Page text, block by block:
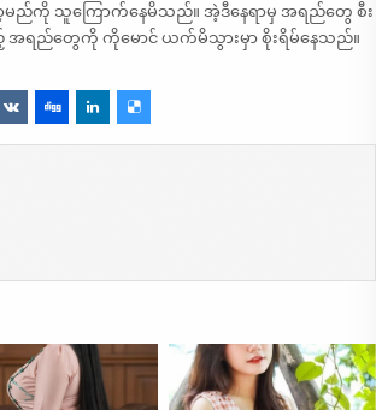
ာ့မည်ကို သူကြောက်နေမိသည်။ အဲ့ဒီနေရာမှ အရည်တွေ စီး
ည်တွေကို ကိုမောင် ယက်မိသွားမှာ စိုးရိမ်နေသည်။